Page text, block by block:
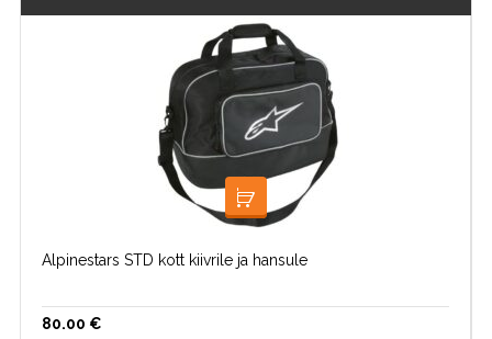
LISA KORVI
Alpinestars STD kott kiivrile ja hansule
80.00 €